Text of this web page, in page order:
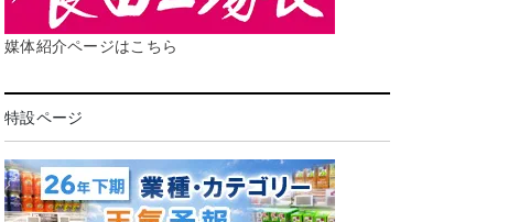
媒体紹介ページはこちら
特設ページ